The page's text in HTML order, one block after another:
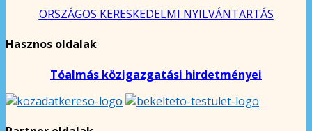
ORSZÁGOS KERESKEDELMI NYILVÁNTARTÁS
Hasznos oldalak
Tóalmás közigazgatási hirdetményei